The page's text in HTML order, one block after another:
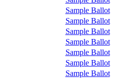
Sample Ballot
Sample Ballot
Sample Ballot
Sample Ballot
Sample Ballot
Sample Ballot
Sample Ballot